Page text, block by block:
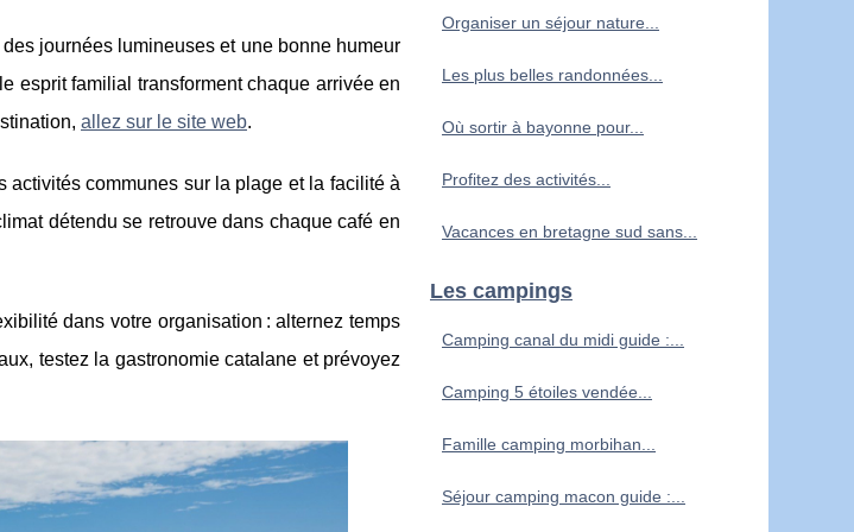
journées lumineuses et une bonne humeur
esprit familial transforment chaque arrivée en
allez sur le site web.
communes sur la plage et la facilité à
détendu se retrouve dans chaque café en
dans votre organisation : alternez temps
testez la gastronomie catalane et prévoyez
Organiser un séjour nature...
Les plus belles randonnées...
Où sortir à bayonne pour...
Profitez des activités...
Vacances en bretagne sud sans...
Les campings
Camping canal du midi guide :...
Camping 5 étoiles vendée...
Famille camping morbihan...
Séjour camping macon guide :...